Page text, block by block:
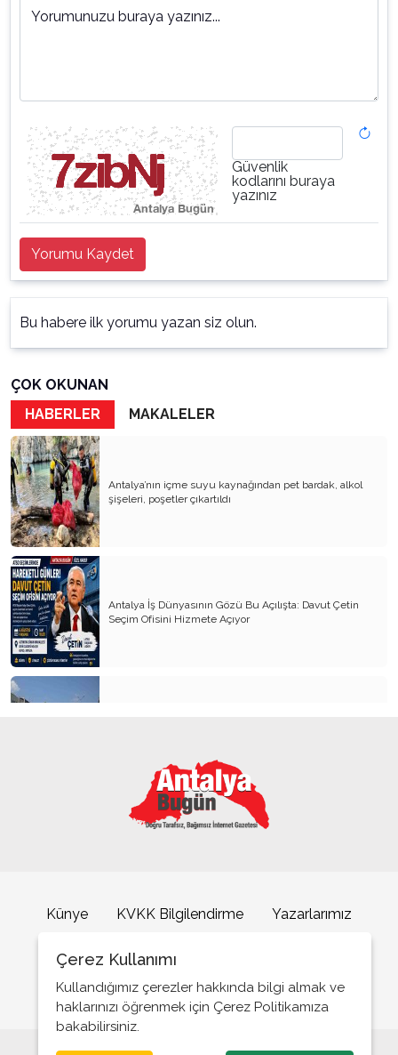
Yorumunuzu buraya yazınız...
Güvenlik
kodlarını buraya
yazınız
Yorumu Kaydet
Bu habere ilk yorumu yazan siz olun.
ÇOK OKUNAN
HABERLER
MAKALELER
Antalya’nın içme suyu kaynağından pet bardak, alkol
şişeleri, poşetler çıkartıldı
Antalya İş Dünyasının Gözü Bu Açılışta: Davut Çetin
Seçim Ofisini Hizmete Açıyor
Büyükşehrin sahipsiz sokak kedilerine özel mobil
Künye KVKK Bilgilendirme
Yazarlarımız
Çerez Kullanımı
Kullandığımız çerezler hakkında bilgi almak ve
haklarınızı öğrenmek için Çerez Politikamıza
bakabilirsiniz.